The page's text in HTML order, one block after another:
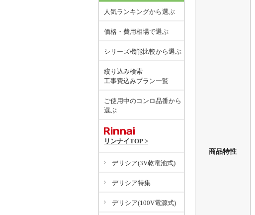
商品特性
人気ランキングから選ぶ
価格・費用相場で選ぶ
シリーズ機能比較から選ぶ
絞り込み検索
工事費込みプラン一覧
ご使用中のコンロ品番から
選ぶ
リンナイTOP >
デリシア(3V乾電池式)
デリシア特集
デリシア(100V電源式)